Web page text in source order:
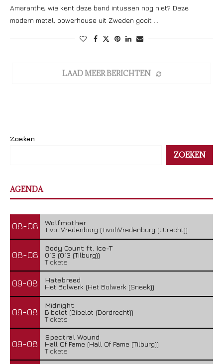
Amaranthe, wie kent deze band intussen nog niet? Deze
modern metal, powerhouse uit Zweden gooit …
LAAD MEER BERICHTEN
Zoeken
ZOEKEN
AGENDA
08-08
Wolfmother
TivoliVredenburg (TivoliVredenburg (Utrecht))
08-08
Body Count ft. Ice-T
013 (013 (Tilburg))
Tickets
09-08
Hatebreed
Het Bolwerk (Het Bolwerk (Sneek))
09-08
Midnight
Bibelot (Bibelot (Dordrecht))
Tickets
09-08
Spectral Wound
Hall Of Fame (Hall Of Fame (Tilburg))
Tickets